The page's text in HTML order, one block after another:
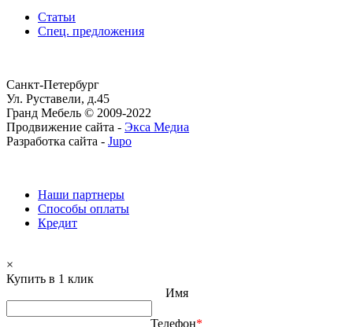
Статьи
Спец. предложения
Санкт-Петербург
Ул. Руставели, д.45
Гранд Мебель © 2009-2022
Продвижение сайта - Экса Медиа
Разработка сайта - Jupo
Наши партнеры
Способы оплаты
Кредит
×
Купить в 1 клик
Имя
Телефон*